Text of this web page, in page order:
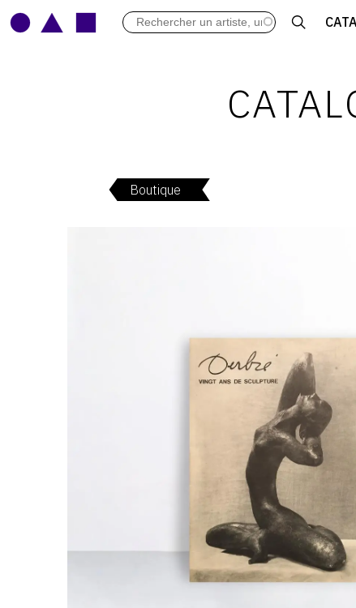
ARCHIVES DES EXPOSITIONS
LEXIQUE ARTISTIQUE
Boutique